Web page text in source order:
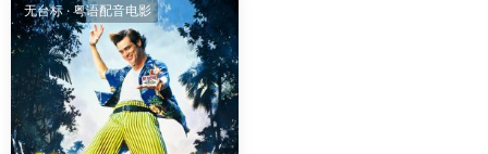
无台标 · 粤语配音电影